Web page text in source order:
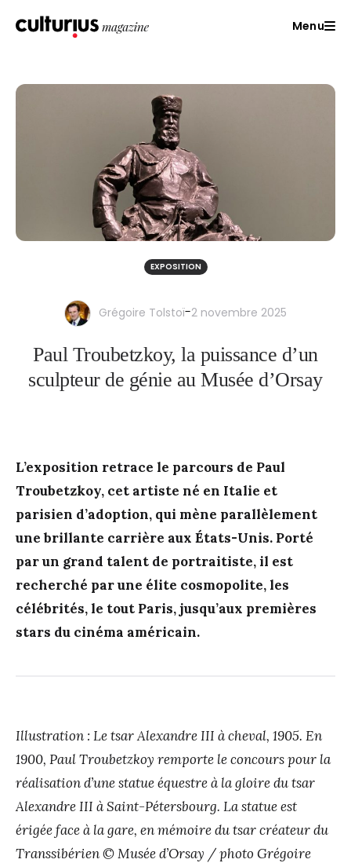
Menu
EXPOSITION
Grégoire Tolstoï-2 novembre 2025
Paul Troubetzkoy, la puissance d’un
sculpteur de génie au Musée d’Orsay
L’exposition retrace le parcours de Paul
Troubetzkoy, cet artiste né en Italie et
parisien d’adoption, qui mène parallèlement
une brillante carrière aux États-Unis. Porté
par un grand talent de portraitiste, il est
recherché par une élite cosmopolite, les
célébrités, le tout Paris, jusqu’aux premières
stars du cinéma américain.
Illustration : Le tsar Alexandre III à cheval, 1905. En
1900, Paul Troubetzkoy remporte le concours pour la
réalisation d’une statue équestre à la gloire du tsar
Alexandre III à Saint-Pétersbourg. La statue est
érigée face à la gare, en mémoire du tsar créateur du
Transsibérien © Musée d’Orsay / photo Grégoire